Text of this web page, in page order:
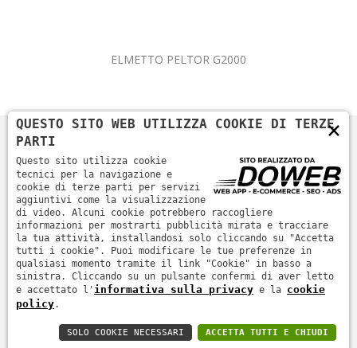
ELMETTO PELTOR G2000
Home Azienda Prodotti News Contatti
Informativa sulla privacy
×
QUESTO SITO WEB UTILIZZA COOKIE DI TERZE
PARTI
Questo sito utilizza cookie
tecnici per la navigazione e
cookie di terze parti per servizi
aggiuntivi come la visualizzazione
di video. Alcuni cookie potrebbero raccogliere
informazioni per mostrarti pubblicità mirata e tracciare
la tua attività, installandosi solo cliccando su "Accetta
tutti i cookie". Puoi modificare le tue preferenze in
qualsiasi momento tramite il link "Cookie" in basso a
sinistra. Cliccando su un pulsante confermi di aver letto
e accettato l' informativa sulla privacy e la cookie
policy.
ACCETTA TUTTI E CHIUDI
SOLO COOKIE NECESSARI